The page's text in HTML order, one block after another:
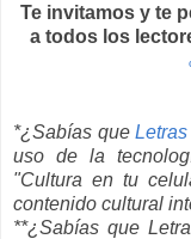
Te invitamos y te
a todos los
*¿Sabías que
uso de la
"Cultura en tu
contenido cultural
**¿Sabías que